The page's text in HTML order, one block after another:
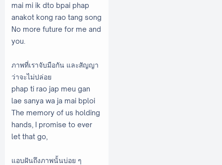
mai mi ik dto bpai phap
anakot kong rao tang song
No more future for me and
you.
ภาพที่เราจับมือกัน และสัญญา
ว่าจะไม่ปล่อย
phap ti rao jap meu gan
lae sanya wa ja mai bploi
The memory of us holding
hands, I promise to ever
let that go,
แอบฝันถึงภาพนั้นบ่อย ๆ